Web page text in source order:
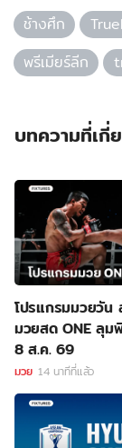
ช้างศึก
พรีเมียร์ลีก
บทความที่เกี่
โปรแกรมมวยวั
มวยสด ONE ลุม
8 ส.ค. 69
มวย 14 นาทีที่แล้ว